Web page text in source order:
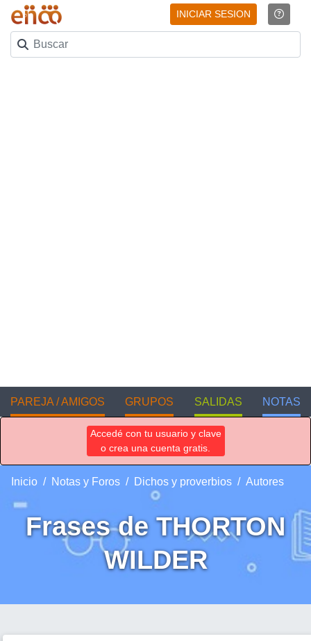
INICIAR SESION
PAREJA / AMIGOS GRUPOS SALIDAS NOTAS
Accedé con tu usuario y clave
o crea una cuenta gratis.
Inicio Notas y Foros Dichos y proverbios Autores
Frases de THORTON
WILDER